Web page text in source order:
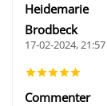
Heidemarie
Brodbeck
17-02-2024, 21:57
Commenter